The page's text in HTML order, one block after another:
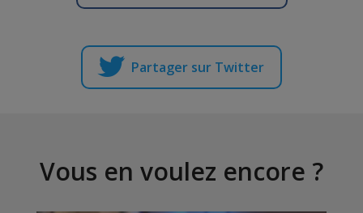
Partager sur Twitter
Vous en voulez encore ?